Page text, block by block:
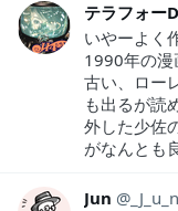
テラフォーD
いやーよく
1990年の漫
古い、ロー
も出るが読
外した少佐
がなんとも
Jun _J_u_n_